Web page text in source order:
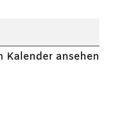
Kalender ansehen